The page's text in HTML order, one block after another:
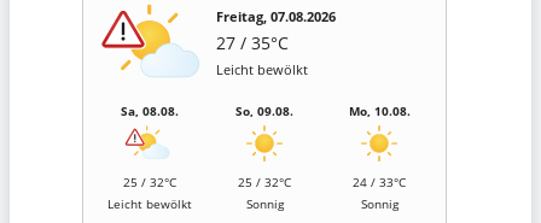
Freitag, 07.08.2026
27 / 35°C
Leicht bewölkt
Sa, 08.08.
25 / 32°C
Leicht bewölkt
So, 09.08.
25 / 32°C
Sonnig
Mo, 10.08.
24 / 33°C
Sonnig